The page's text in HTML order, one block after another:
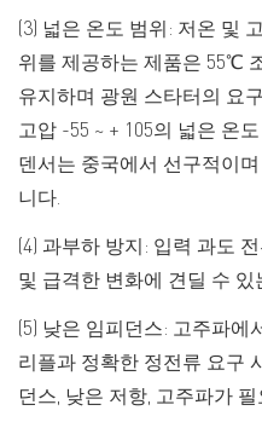
(3) 넓은 온도 범위: 저온 및
위를 제공하는 제품은 55℃
유지하며 광원 스타터의 요
고압 -55 ~ + 105의 넓은 온
덴서는 중국에서 선구적이
니다.
(4) 과부하 방지: 입력 과도
및 급격한 변화에 견딜 수 있
(5) 낮은 임피던스: 고주파
리플과 정확한 정전류 요구
던스, 낮은 저항, 고주파가